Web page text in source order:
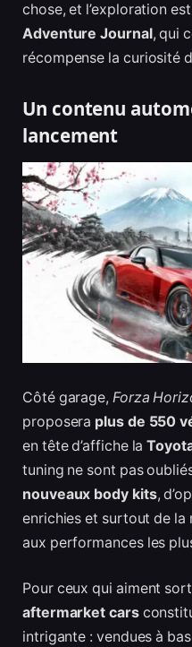
chose, et l’exploration
Adventure Journal, qui
récompense la curiosité
Un contenu
lancement
Côté garage, Forza
proposera plus de 550
en tête d’affiche la
tuning ne sont pas
nouveaux body kits,
enrichies et surtout de la
aux performances les
Pour ceux qui aiment
aftermarket cars
intrigante : vendues à